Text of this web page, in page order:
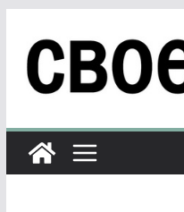
содержимому